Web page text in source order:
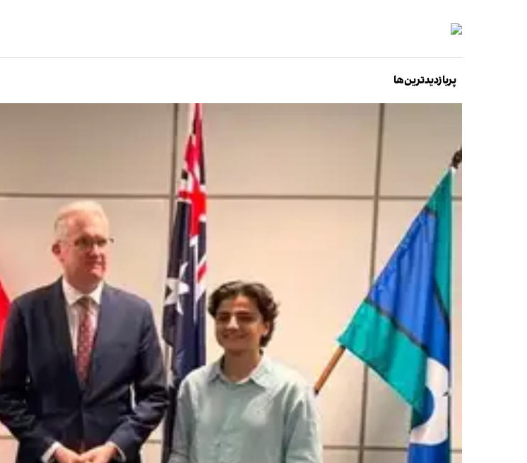
پربازدیدترین‌ها